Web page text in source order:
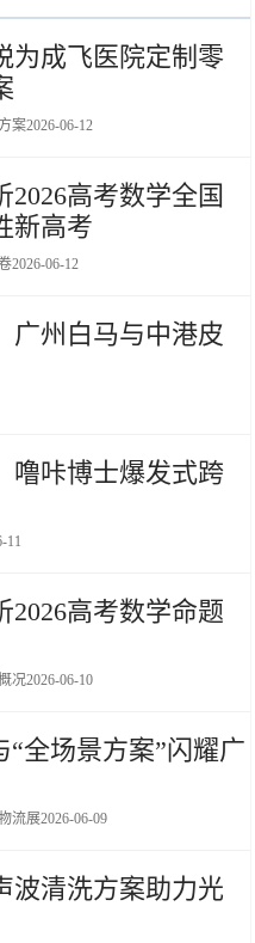
为成飞医院定制零
案2026-06-12
高考数学全国
新高考
2026-06-12
广州白马与中港皮
噜咔博士爆发式跨
11
2026高考数学命题
况2026-06-10
“全场景方案”闪耀广
流展2026-06-09
波清洗方案助力光